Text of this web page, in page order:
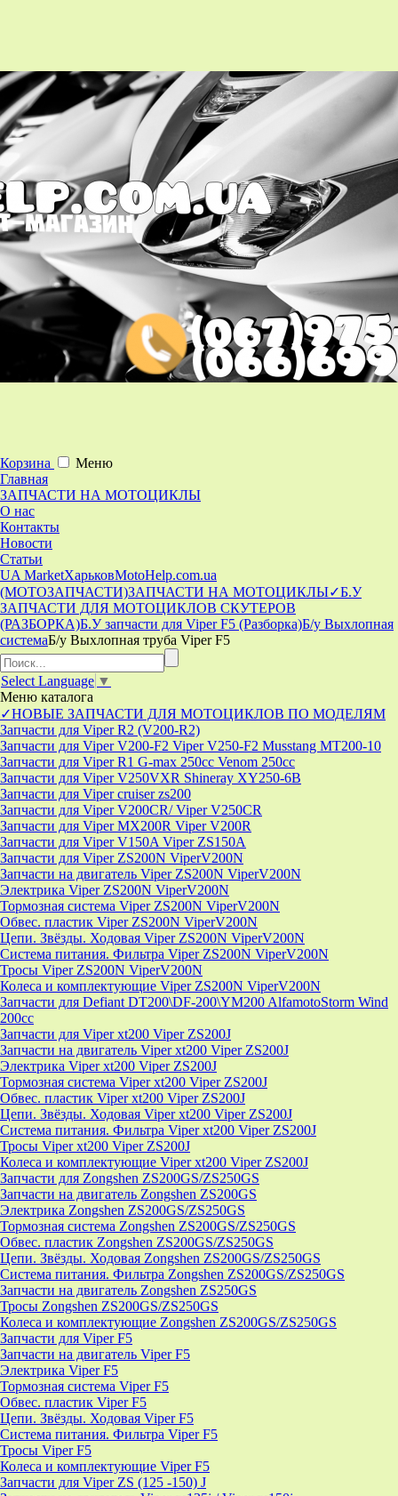
Корзина
Меню
Главная
ЗАПЧАСТИ НА МОТОЦИКЛЫ
О нас
Контакты
Новости
Статьи
UA MarketХарьковMotoHelp.com.ua
(МОТОЗАПЧАСТИ)ЗАПЧАСТИ НА МОТОЦИКЛЫ✓Б.У
ЗАПЧАСТИ ДЛЯ МОТОЦИКЛОВ СКУТЕРОВ
(РАЗБОРКА)Б.У запчасти для Viper F5 (Разборка)Б/у Выхлопная
системаБ/у Выхлопная труба Viper F5
Select Language ▼
Меню каталога
✓НОВЫЕ ЗАПЧАСТИ ДЛЯ МОТОЦИКЛОВ ПО МОДЕЛЯМ
Запчасти для Viper R2 (V200-R2)
Запчасти для Viper V200-F2 Viper V250-F2 Musstang MT200-10
Запчасти для Viper R1 G-max 250cc Venom 250cc
Запчасти для Viper V250VXR Shineray XY250-6B
Запчасти для Viper cruiser zs200
Запчасти для Viper V200CR/ Viper V250CR
Запчасти для Viper MX200R Viper V200R
Запчасти для Viper V150A Viper ZS150A
Запчасти для Viper ZS200N ViperV200N
Запчасти на двигатель Viper ZS200N ViperV200N
Электрика Viper ZS200N ViperV200N
Тормозная система Viper ZS200N ViperV200N
Обвес. пластик Viper ZS200N ViperV200N
Цепи. Звёзды. Ходовая Viper ZS200N ViperV200N
Система питания. Фильтра Viper ZS200N ViperV200N
Тросы Viper ZS200N ViperV200N
Колеса и комплектующие Viper ZS200N ViperV200N
Запчасти для Defiant DT200\DF-200\YM200 AlfamotoStorm Wind
200cc
Запчасти для Viper xt200 Viper ZS200J
Запчасти на двигатель Viper xt200 Viper ZS200J
Электрика Viper xt200 Viper ZS200J
Тормозная система Viper xt200 Viper ZS200J
Обвес. пластик Viper xt200 Viper ZS200J
Цепи. Звёзды. Ходовая Viper xt200 Viper ZS200J
Система питания. Фильтра Viper xt200 Viper ZS200J
Тросы Viper xt200 Viper ZS200J
Колеса и комплектующие Viper xt200 Viper ZS200J
Запчасти для Zongshen ZS200GS/ZS250GS
Запчасти на двигатель Zongshen ZS200GS
Электрика Zongshen ZS200GS/ZS250GS
Тормозная система Zongshen ZS200GS/ZS250GS
Обвес. пластик Zongshen ZS200GS/ZS250GS
Цепи. Звёзды. Ходовая Zongshen ZS200GS/ZS250GS
Система питания. Фильтра Zongshen ZS200GS/ZS250GS
Запчасти на двигатель Zongshen ZS250GS
Тросы Zongshen ZS200GS/ZS250GS
Колеса и комплектующие Zongshen ZS200GS/ZS250GS
Запчасти для Viper F5
Запчасти на двигатель Viper F5
Электрика Viper F5
Тормозная система Viper F5
Обвес. пластик Viper F5
Цепи. Звёзды. Ходовая Viper F5
Система питания. Фильтра Viper F5
Тросы Viper F5
Колеса и комплектующие Viper F5
Запчасти для Viper ZS (125 -150) J